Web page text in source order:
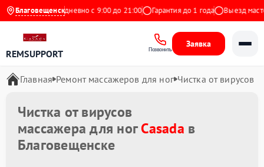
Благовещенск
Яндекс Ежедневно с 9:00 до 21:00 Гарантия до 1 года Выезд
REMSUPPORT Позвонить
Заявка
Главная Ремонт массажеров для ног Чистка от вирусов
Чистка от вирусов
массажера для ногCasada в
Благовещенске